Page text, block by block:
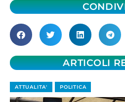
ARTICOLI
ATTUALITA' POLITICA